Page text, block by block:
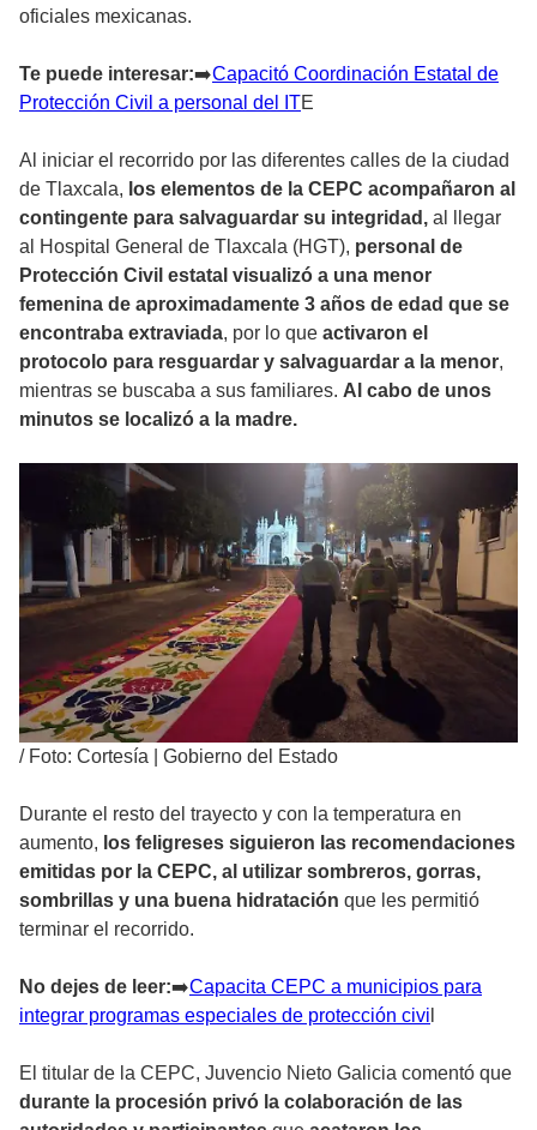
oficiales mexicanas.
Te puede interesar:➡️Capacitó Coordinación Estatal de
Protección Civil a personal del ITE
Al iniciar el recorrido por las diferentes calles de la ciudad
de Tlaxcala, los elementos de la CEPC acompañaron al
contingente para salvaguardar su integridad, al llegar
al Hospital General de Tlaxcala (HGT), personal de
Protección Civil estatal visualizó a una menor
femenina de aproximadamente 3 años de edad que se
encontraba extraviada, por lo que activaron el
protocolo para resguardar y salvaguardar a la menor,
mientras se buscaba a sus familiares. Al cabo de unos
minutos se localizó a la madre.
/ Foto: Cortesía | Gobierno del Estado
Durante el resto del trayecto y con la temperatura en
aumento, los feligreses siguieron las recomendaciones
emitidas por la CEPC, al utilizar sombreros, gorras,
sombrillas y una buena hidratación que les permitió
terminar el recorrido.
No dejes de leer:➡️Capacita CEPC a municipios para
integrar programas especiales de protección civi
El titular de la CEPC, Juvencio Nieto Galicia comentó que
durante la procesión privó la colaboración de las